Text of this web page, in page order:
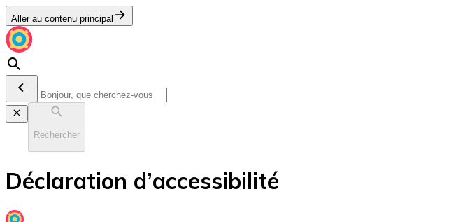
Aller au contenu principal
Rechercher
Déclaration d’accessibilité